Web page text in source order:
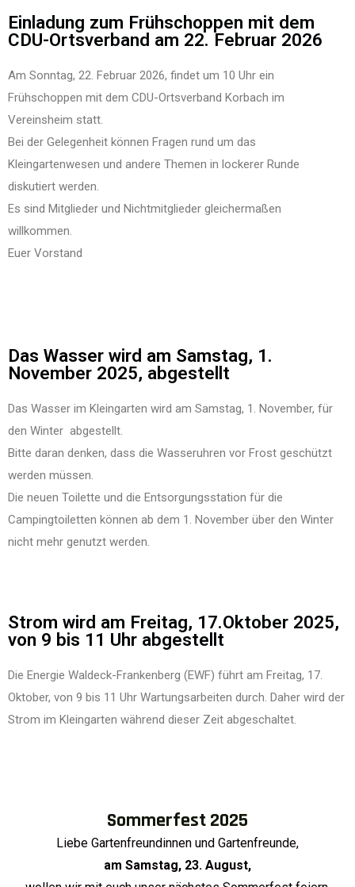
Einladung zum Frühschoppen mit dem
CDU-Ortsverband am 22. Februar 2026
Am Sonntag, 22. Februar 2026, findet um 10 Uhr ein
Frühschoppen mit dem CDU-Ortsverband Korbach im
Vereinsheim statt.
Bei der Gelegenheit können Fragen rund um das
Kleingartenwesen und andere Themen in lockerer Runde
diskutiert werden.
Es sind Mitglieder und Nichtmitglieder gleichermaßen
willkommen.
Euer Vorstand
Das Wasser wird am Samstag, 1.
November 2025, abgestellt
Das Wasser im Kleingarten wird am Samstag, 1. November, für
den Winter abgestellt.
Bitte daran denken, dass die Wasseruhren vor Frost geschützt
werden müssen.
Die neuen Toilette und die Entsorgungsstation für die
Campingtoiletten können ab dem 1. November über den Winter
nicht mehr genutzt werden.
Strom wird am Freitag, 17.Oktober 2025,
von 9 bis 11 Uhr abgestellt
Die Energie Waldeck-Frankenberg (EWF) führt am Freitag, 17.
Oktober, von 9 bis 11 Uhr Wartungsarbeiten durch. Daher wird der
Strom im Kleingarten während dieser Zeit abgeschaltet.
Sommerfest 2025
Liebe Gartenfreundinnen und Gartenfreunde,
am Samstag, 23. August,